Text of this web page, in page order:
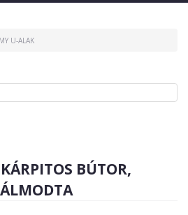
U-ALAK
BÚTOR,